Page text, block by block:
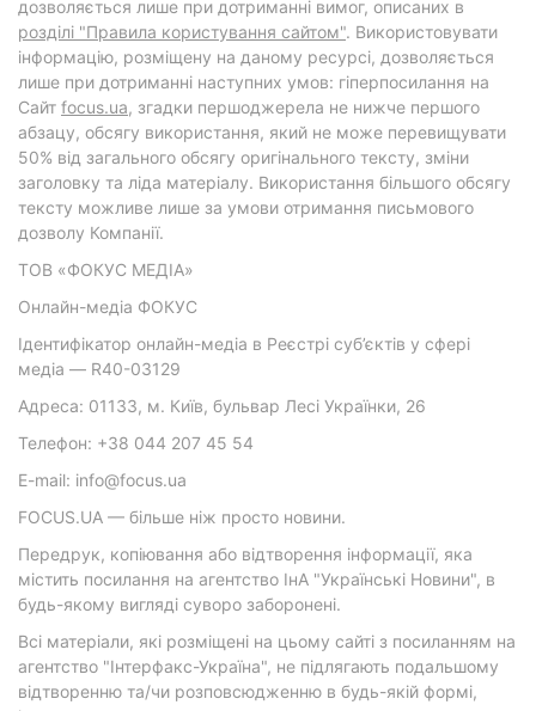
дозволяється лише при дотриманні вимог, описаних в
розділі "Правила користування сайтом". Використовувати
інформацію, розміщену на даному ресурсі, дозволяється
лише при дотриманні наступних умов: гіперпосилання на
Cайт focus.ua, згадки першоджерела не нижче першого
абзацу, обсягу використання, який не може перевищувати
50% від загального обсягу оригінального тексту, зміни
заголовку та ліда матеріалу. Використання більшого обсягу
тексту можливе лише за умови отримання письмового
дозволу Компанії.
ТОВ «ФОКУС МЕДІА»
Онлайн-медіа ФОКУС
Ідентифікатор онлайн-медіа в Реєстрі суб’єктів у сфері
медіа — R40-03129
Адреса: 01133, м. Київ, бульвар Лесі Українки, 26
Телефон: +38 044 207 45 54
E-mail: info@focus.ua
FOCUS.UA — більше ніж просто новини.
Передрук, копіювання або відтворення інформації, яка
містить посилання на агентство ІнА "Українські Новини", в
будь-якому вигляді суворо заборонені.
Всі матеріали, які розміщені на цьому сайті з посиланням на
агентство "Інтерфакс-Україна", не підлягають подальшому
відтворенню та/чи розповсюдженню в будь-якій формі,